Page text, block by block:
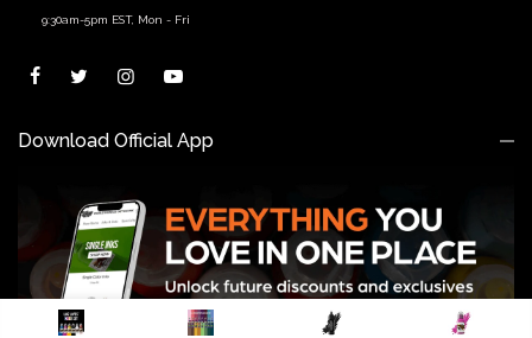
9:30am-5pm EST, Mon - Fri
Download Official App